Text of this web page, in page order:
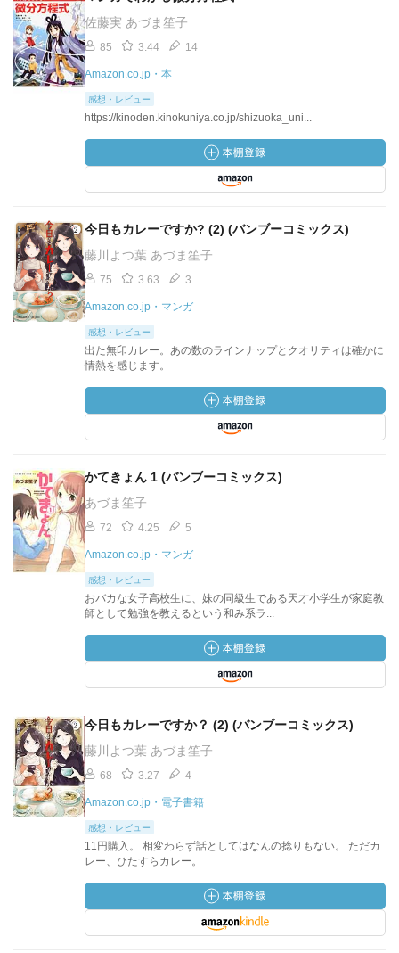
佐藤実 あづま笙子
85 3.44 14
Amazon.co.jp・本
感想・レビュー
https://kinoden.kinokuniya.co.jp/shizuoka_uni...
今日もカレーですか? (2) (バンブーコミックス)
藤川よつ葉 あづま笙子
75 3.63 3
Amazon.co.jp・マンガ
感想・レビュー
出た無印カレー。あの数のラインナップとクオリティは確かに
情熱を感じます。
かてきょん 1 (バンブーコミックス)
あづま笙子
72 4.25 5
Amazon.co.jp・マンガ
感想・レビュー
おバカな女子高校生に、妹の同級生である天才小学生が家庭教
師として勉強を教えるという和み系ラ...
今日もカレーですか？ (2) (バンブーコミックス)
藤川よつ葉 あづま笙子
68 3.27 4
Amazon.co.jp・電子書籍
感想・レビュー
11円購入。 相変わらず話としてはなんの捻りもない。 ただカ
レー、ひたすらカレー。